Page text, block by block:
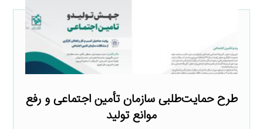
طرح حمایت‌طلبی سازمان تأمین اجتماعی و رفع
موانع تولید